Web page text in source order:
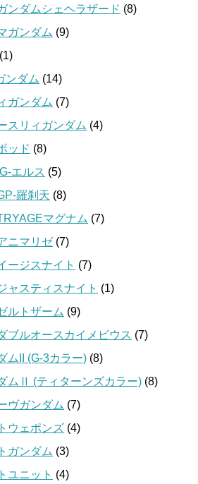
ンダムシェヘラザード (8)
ガンダム (9)
(1)
ンダム (14)
ガンダム (7)
スリィガンダム (4)
ッド (8)
エルス (5)
羅刹天 (8)
マグナム (7)
ニマリゼ(7)
ージスナイト (7)
ャスティスナイト (1)
ルトザーム (9)
ブルオースカイメビウス (7)
ムII (G-3カラー) (8)
ムⅡ (ティターンズカラー) (8)
ヴガンダム (7)
ウェポンズ (4)
ガンダム (3)
ユニット (4)